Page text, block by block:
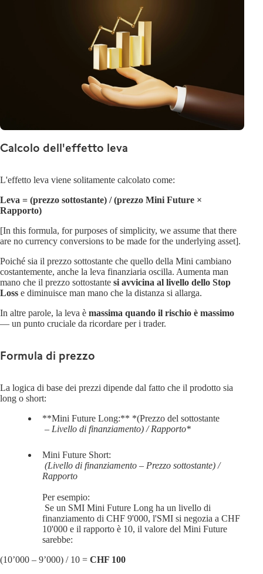
Calcolo dell'effetto leva
L'effetto leva viene solitamente calcolato come:
Leva = (prezzo sottostante) / (prezzo Mini Future ×
Rapporto)
[In this formula, for purposes of simplicity, we assume that there
are no currency conversions to be made for the underlying asset].
Poiché sia il prezzo sottostante che quello della Mini cambiano
costantemente, anche la leva finanziaria oscilla. Aumenta man
mano che il prezzo sottostante si avvicina al livello dello Stop
Loss e diminuisce man mano che la distanza si allarga.
In altre parole, la leva è massima quando il rischio è massimo
— un punto cruciale da ricordare per i trader.
Formula di prezzo
La logica di base dei prezzi dipende dal fatto che il prodotto sia
long o short:
**Mini Future Long:** *(Prezzo del sottostante
– Livello di finanziamento) / Rapporto*
Mini Future Short:
(Livello di finanziamento – Prezzo sottostante) /
Rapporto
Per esempio:
Se un SMI Mini Future Long ha un livello di
finanziamento di CHF 9'000, l'SMI si negozia a CHF
10'000 e il rapporto è 10, il valore del Mini Future
sarebbe:
(10’000 – 9’000) / 10 = CHF 100